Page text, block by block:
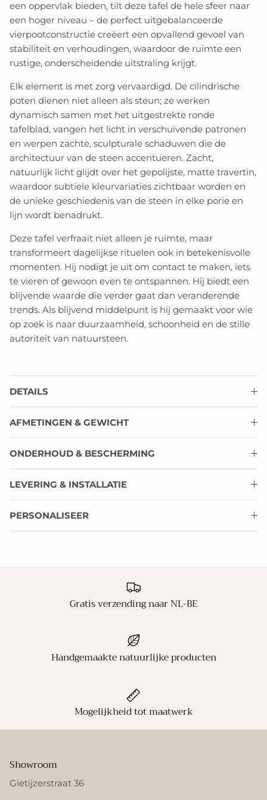
een oppervlak bieden, tilt deze tafel de hele sfeer naar
een hoger niveau – de perfect uitgebalanceerde
vierpootconstructie creëert een opvallend gevoel van
stabiliteit en verhoudingen, waardoor de ruimte een
rustige, onderscheidende uitstraling krijgt.
Elk element is met zorg vervaardigd. De cilindrische
poten dienen niet alleen als steun; ze werken
dynamisch samen met het uitgestrekte ronde
tafelblad, vangen het licht in verschuivende patronen
en werpen zachte, sculpturale schaduwen die de
architectuur van de steen accentueren. Zacht,
natuurlijk licht glijdt over het gepolijste, matte travertin,
waardoor subtiele kleurvariaties zichtbaar worden en
de unieke geschiedenis van de steen in elke porie en
lijn wordt benadrukt.
Deze tafel verfraait niet alleen je ruimte, maar
transformeert dagelijkse rituelen ook in betekenisvolle
momenten. Hij nodigt je uit om contact te maken, iets
te vieren of gewoon even te ontspannen. Hij biedt een
blijvende waarde die verder gaat dan veranderende
trends. Als blijvend middelpunt is hij gemaakt voor wie
op zoek is naar duurzaamheid, schoonheid en de stille
autoriteit van natuursteen.
DETAILS
AFMETINGEN & GEWICHT
ONDERHOUD & BESCHERMING
LEVERING & INSTALLATIE
PERSONALISEER
Gratis verzending naar NL-BE
Handgemaakte natuurlijke producten
Mogelijkheid tot maatwerk
Showroom
Gietijzerstraat 36